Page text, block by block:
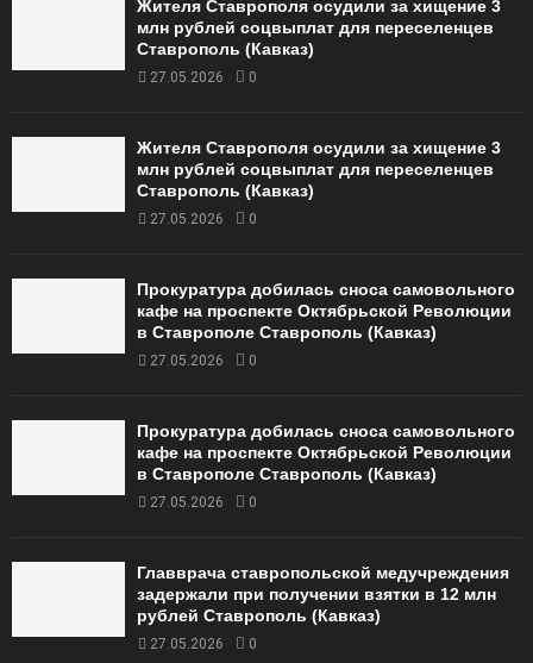
Жителя Ставрополя осудили за хищение 3
млн рублей соцвыплат для переселенцев
Ставрополь (Кавказ)
27.05.2026 0
Жителя Ставрополя осудили за хищение 3
млн рублей соцвыплат для переселенцев
Ставрополь (Кавказ)
27.05.2026 0
Прокуратура добилась сноса самовольного
кафе на проспекте Октябрьской Революции
в Ставрополе Ставрополь (Кавказ)
27.05.2026 0
Прокуратура добилась сноса самовольного
кафе на проспекте Октябрьской Революции
в Ставрополе Ставрополь (Кавказ)
27.05.2026 0
Главврача ставропольской медучреждения
задержали при получении взятки в 12 млн
рублей Ставрополь (Кавказ)
27.05.2026 0